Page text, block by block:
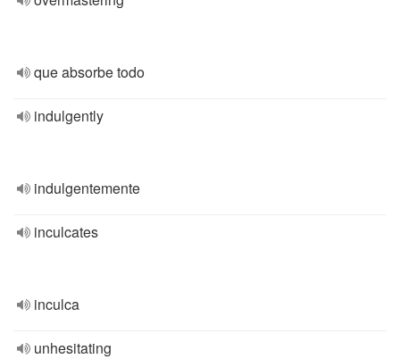
que absorbe todo
indulgently
indulgentemente
inculcates
inculca
unhesitating